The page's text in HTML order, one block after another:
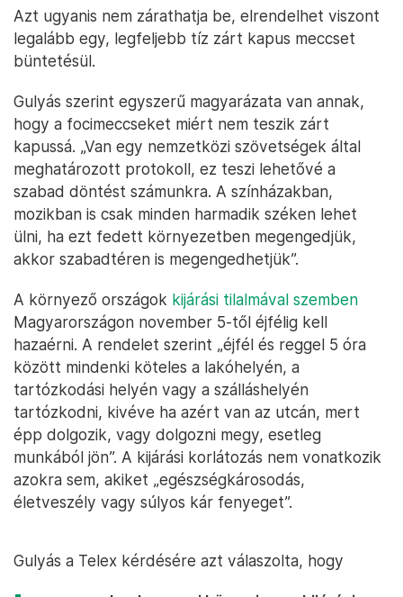
Azt ugyanis nem zárathatja be, elrendelhet viszont
legalább egy, legfeljebb tíz zárt kapus meccset
büntetésül.
Gulyás szerint egyszerű magyarázata van annak,
hogy a focimeccseket miért nem teszik zárt
kapussá. „Van egy nemzetközi szövetségek által
meghatározott protokoll, ez teszi lehetővé a
szabad döntést számunkra. A színházakban,
mozikban is csak minden harmadik széken lehet
ülni, ha ezt fedett környezetben megengedjük,
akkor szabadtéren is megengedhetjük”.
A környező országok kijárási tilalmával szemben
Magyarországon november 5-től éjfélig kell
hazaérni. A rendelet szerint „éjfél és reggel 5 óra
között mindenki köteles a lakóhelyén, a
tartózkodási helyén vagy a szálláshelyén
tartózkodni, kivéve ha azért van az utcán, mert
épp dolgozik, vagy dolgozni megy, esetleg
munkából jön”. A kijárási korlátozás nem vonatkozik
azokra sem, akiket „egészségkárosodás,
életveszély vagy súlyos kár fenyeget”.
Gulyás a Telex kérdésére azt válaszolta, hogy